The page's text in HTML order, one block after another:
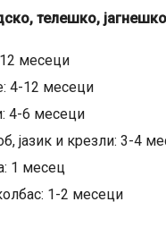
телешко,
месеци
4-12 месеци
4-6 месеци
јазик и крезли: 3-4
1 месец
1-2 месеци